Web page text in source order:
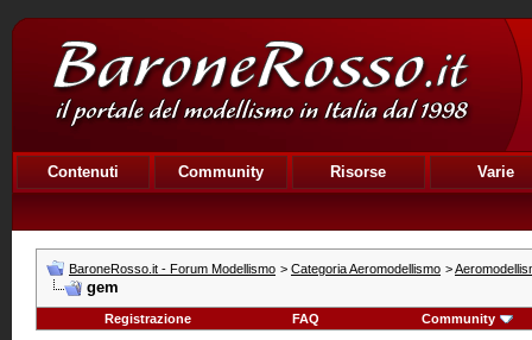
Contenuti Community Risorse Varie
BaroneRosso.it - Forum Modellismo > Categoria Aeromodellismo >
gem
Registrazione FAQ Community